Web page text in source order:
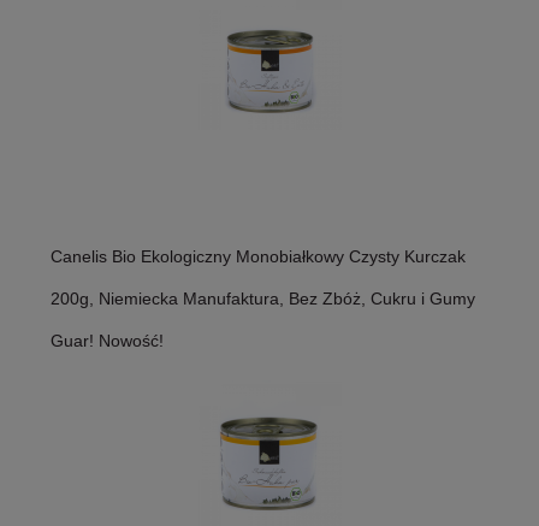
Canelis Bio Ekologiczny Monobiałkowy Czysty Kurczak
200g, Niemiecka Manufaktura, Bez Zbóż, Cukru i Gumy
Guar! Nowość!